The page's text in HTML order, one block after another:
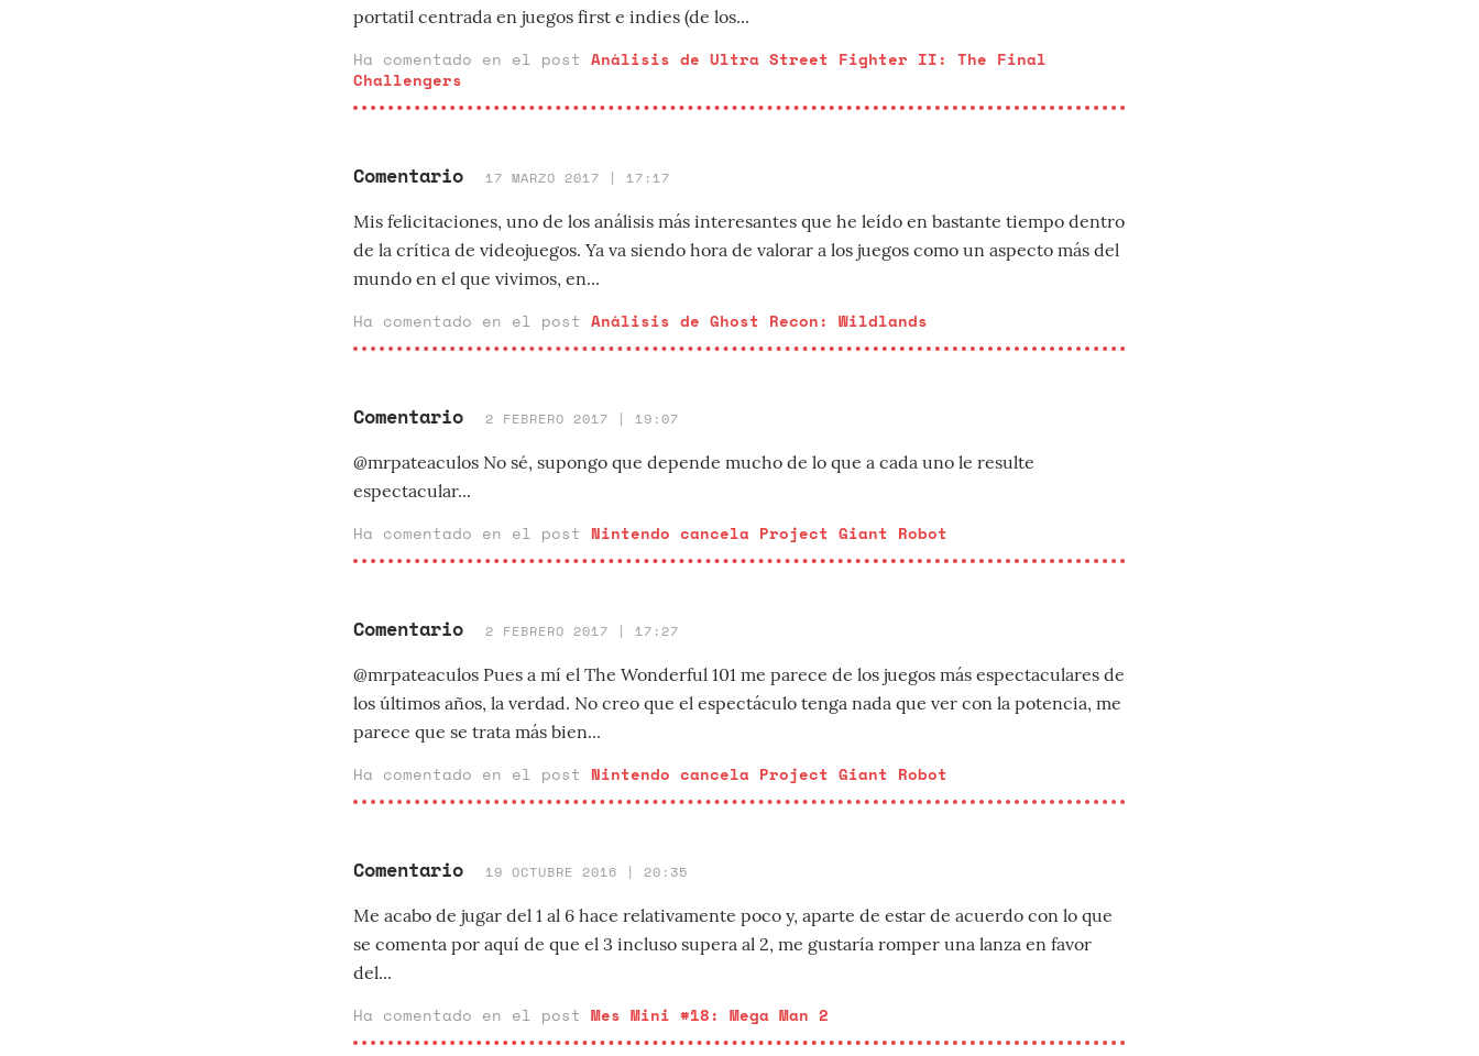
portatil centrada en juegos first e indies (de los...
Ha comentado en el post Análisis de Ultra Street Fighter II: The Final
Challengers
Comentario 17 MARZO 2017 | 17:17
Mis felicitaciones, uno de los análisis más interesantes que he leído en bastante tiempo dentro
de la crítica de videojuegos. Ya va siendo hora de valorar a los juegos como un aspecto más del
mundo en el que vivimos, en...
Ha comentado en el post Análisis de Ghost Recon: Wildlands
Comentario 2 FEBRERO 2017 | 19:07
@mrpateaculos No sé, supongo que depende mucho de lo que a cada uno le resulte
espectacular...
Ha comentado en el post Nintendo cancela Project Giant Robot
Comentario 2 FEBRERO 2017 | 17:27
@mrpateaculos Pues a mí el The Wonderful 101 me parece de los juegos más espectaculares de
los últimos años, la verdad. No creo que el espectáculo tenga nada que ver con la potencia, me
parece que se trata más bien...
Ha comentado en el post Nintendo cancela Project Giant Robot
Comentario 19 OCTUBRE 2016 | 20:35
Me acabo de jugar del 1 al 6 hace relativamente poco y, aparte de estar de acuerdo con lo que
se comenta por aquí de que el 3 incluso supera al 2, me gustaría romper una lanza en favor
del...
Ha comentado en el post Mes Mini #18: Mega Man 2